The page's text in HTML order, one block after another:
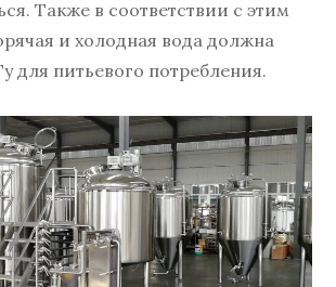
Также в соответствии с этим
и холодная вода должна
для питьевого потребления.